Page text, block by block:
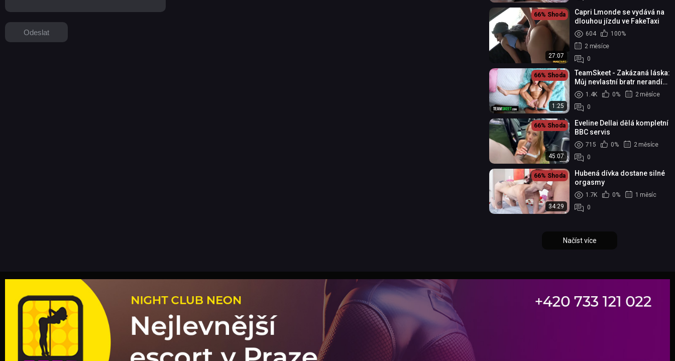
66% Shoda
27:07
Capri Lmonde se vydává na
dlouhou jízdu ve FakeTaxi
604
100%
2 měsíce
0
66% Shoda
1:25
TeamSkeet - Zakázaná láska:
Můj nevlastní bratr nerandí
se svým nejlepším
kamarádem
1.4K 0%
2 měsíce
0
66% Shoda
45:07
Eveline Dellai dělá kompletní
BBC servis
715 0%
2 měsíce
0
66% Shoda
34:29
Hubená dívka dostane silné
orgasmy
1.7K 0%
1 měsíc
0
Načíst více